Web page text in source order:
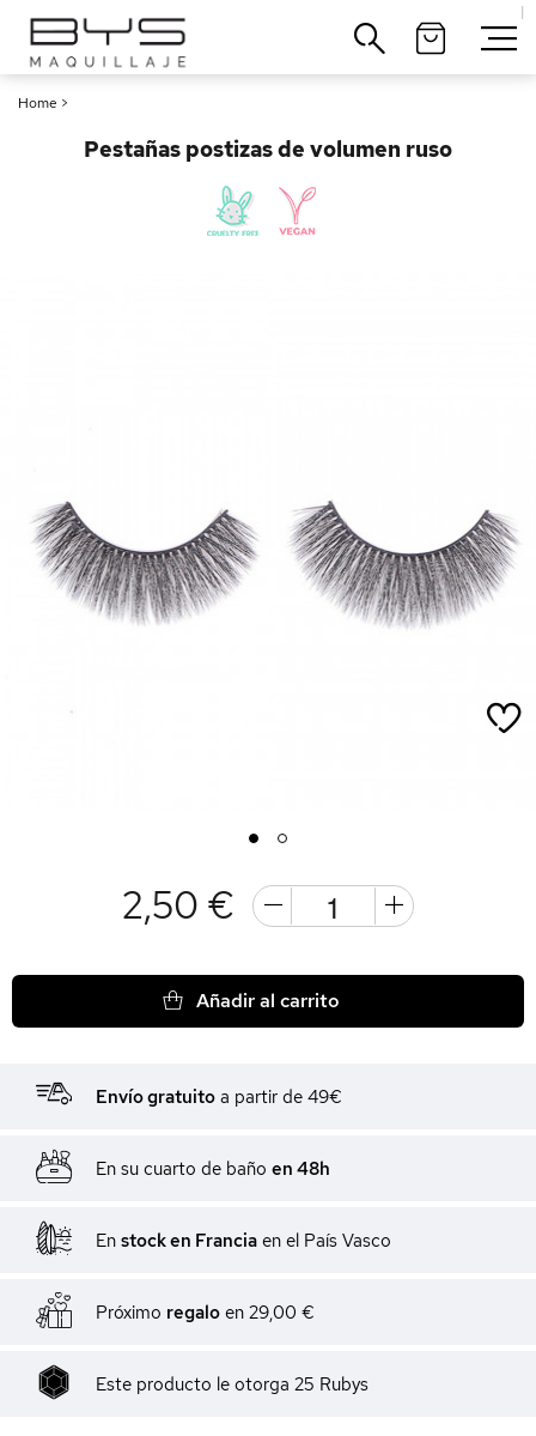
|
Home >
Pestañas postizas de volumen ruso
1 2
2,50 €
Añadir al carrito
Envío gratuito a partir de 49€
En su cuarto de baño en 48h
En stock en Francia en el País Vasco
Próximo regalo en 29,00 €
Este producto le otorga 25 Rubys
Cerrar